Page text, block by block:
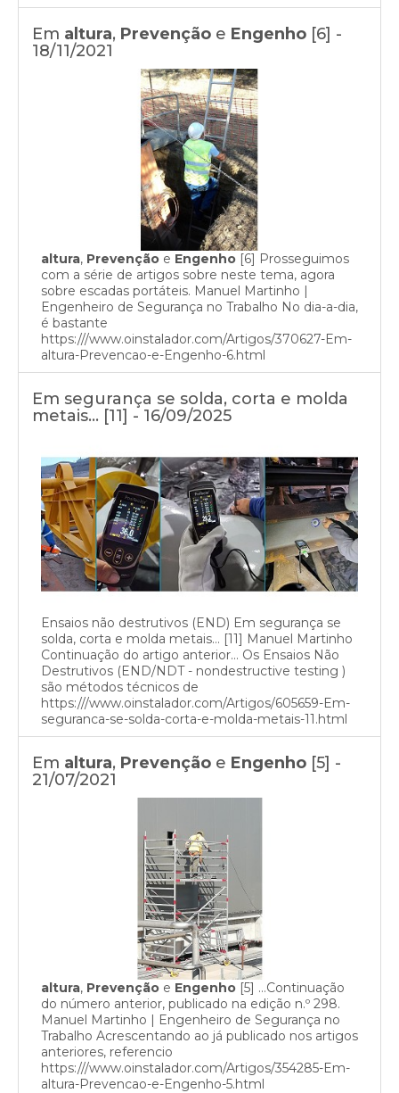
Em altura, Prevenção e Engenho [6] -
18/11/2021
altura, Prevenção e Engenho [6] Prosseguimos
com a série de artigos sobre neste tema, agora
sobre escadas portáteis. Manuel Martinho |
Engenheiro de Segurança no Trabalho No dia-a-dia,
é bastante
https:///www.oinstalador.com/Artigos/370627-Em-
altura-Prevencao-e-Engenho-6.html
Em segurança se solda, corta e molda
metais… [11] - 16/09/2025
Ensaios não destrutivos (END) Em segurança se
solda, corta e molda metais… [11] Manuel Martinho
Continuação do artigo anterior… Os Ensaios Não
Destrutivos (END/NDT - nondestructive testing )
são métodos técnicos de
https:///www.oinstalador.com/Artigos/605659-Em-
seguranca-se-solda-corta-e-molda-metais-11.html
Em altura, Prevenção e Engenho [5] -
21/07/2021
altura, Prevenção e Engenho [5] …Continuação
do número anterior, publicado na edição n.º 298.
Manuel Martinho | Engenheiro de Segurança no
Trabalho Acrescentando ao já publicado nos artigos
anteriores, referencio
https:///www.oinstalador.com/Artigos/354285-Em-
altura-Prevencao-e-Engenho-5.html